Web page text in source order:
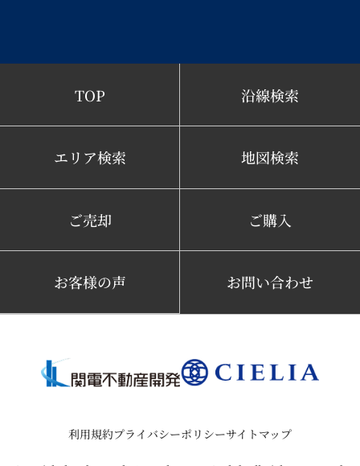
TOP 沿線検索
エリア検索 地図検索
ご売却 ご購入
お客様の声 お問い合わせ
利用規約プライバシーポリシーサイトマップ